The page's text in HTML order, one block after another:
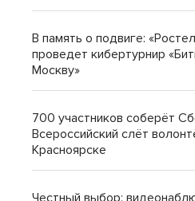
В память о подвиге:
проведет кибертурнир
Москву»
700 участников соберёт
Всероссийский слёт
Красноярске
Честный выбор: